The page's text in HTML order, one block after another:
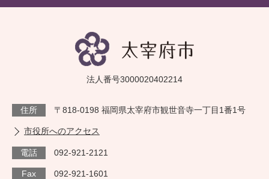
法人番号3000020402214
住所 〒818-0198 福岡県太宰府市観世音寺一丁目1番1号
市役所へのアクセス
電話 092-921-2121
Fax 092-921-1601